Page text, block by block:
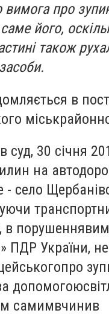
вимога про
його,
також
в
суд, 30 січня
на
- село
в порушення
ПДР України,
про
допомогою
самимвчинив